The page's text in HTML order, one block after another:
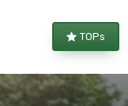
TOPs